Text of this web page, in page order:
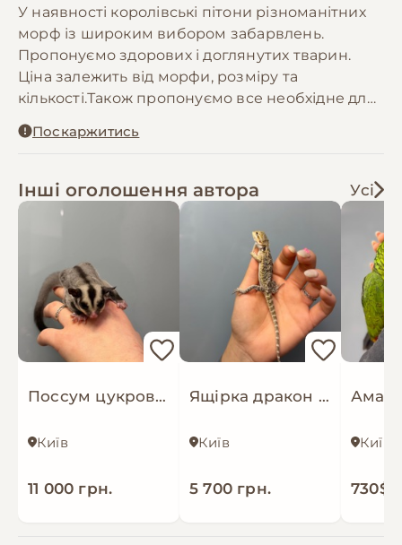
У наявності королівські пітони різноманітних
морф із широким вибором забарвлень.
Пропонуємо здорових і доглянутих тварин.
Ціна залежить від морфи, розміру та
кількості.Також пропонуємо все необхідне для
термокилимки, лампи, декор, корми, субстрат,
Продаж і доставка здійснюються по всій
Поскаржитись
Інші оголошення автора Усі
Поссум цукровий, цукрова білка, ручні поссуми
Київ
11 000 грн.
Ящірка дракон агама, ручні агами різного віку
Київ
5 700 грн.
Київ
730$